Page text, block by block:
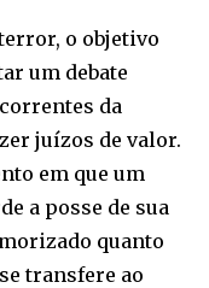
o objetivo
um debate
da
juízos de valor.
em que um
a posse de sua
quanto
transfere ao